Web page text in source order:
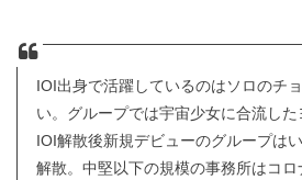
IOI出身で活躍しているのはソロのチ
い。グループでは宇宙少女に合流した
IOI解散後新規デビューのグループは
解散。中堅以下の規模の事務所はコ